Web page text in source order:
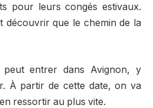
pour leurs congés estivaux.
découvrir que le chemin de la
peut entrer dans Avignon, y
À partir de cette date, on va
ressortir au plus vite.